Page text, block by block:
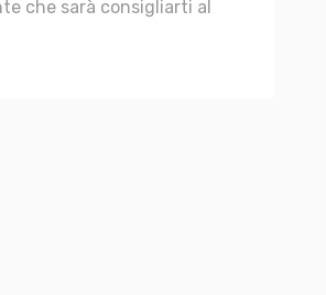
che sarà consigliarti al